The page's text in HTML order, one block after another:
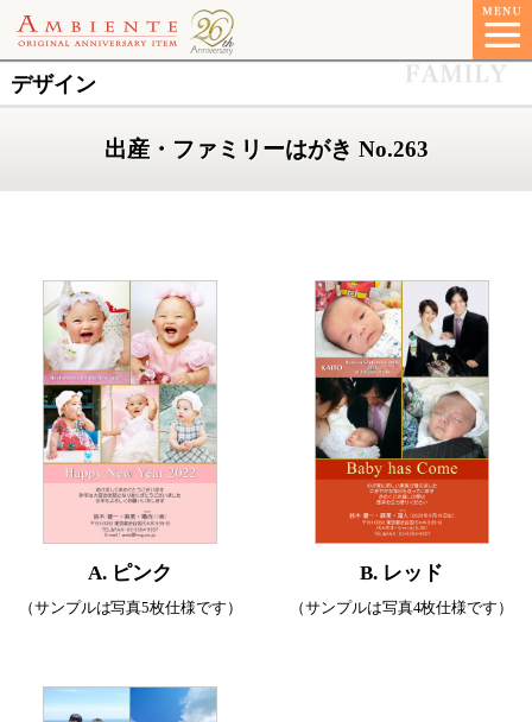
デザイン
出産・ファミリーはがき No.263
A. ピンク
（サンプルは写真5枚仕様です）
B. レッド
（サンプルは写真4枚仕様です）